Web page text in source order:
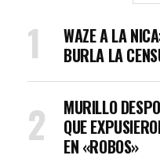
WAZE A LA
BURLA LA
MURILLO
QUE
EN «ROBOS»